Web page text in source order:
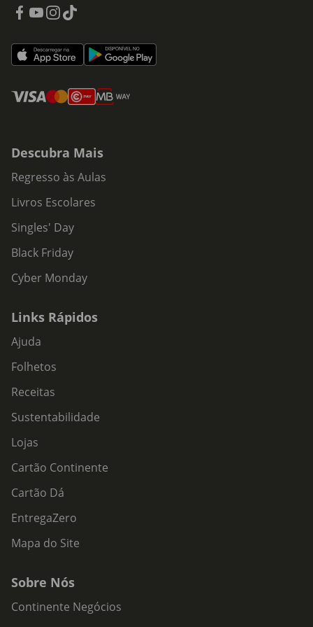
Descubra Mais
Regresso às Aulas
Livros Escolares
Singles' Day
Black Friday
Cyber Monday
Links Rápidos
Ajuda
Folhetos
Receitas
Sustentabilidade
Lojas
Cartão Continente
Cartão Dá
EntregaZero
Mapa do Site
Sobre Nós
Continente Negócios